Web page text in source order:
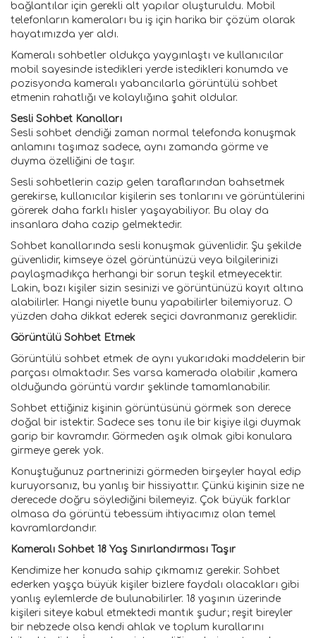
bağlantılar için gerekli alt yapılar oluşturuldu. Mobil
telefonların kameraları bu iş için harika bir çözüm olarak
hayatımızda yer aldı.
Kameralı sohbetler oldukça yaygınlaştı ve kullanıcılar
mobil sayesinde istedikleri yerde istedikleri konumda ve
pozisyonda kameralı yabancılarla görüntülü sohbet
etmenin rahatlığı ve kolaylığına şahit oldular.
Sesli Sohbet Kanalları
Sesli sohbet dendiği zaman normal telefonda konuşmak
anlamını taşımaz sadece, aynı zamanda görme ve
duyma özelliğini de taşır.
Sesli sohbetlerin cazip gelen taraflarından bahsetmek
gerekirse, kullanıcılar kişilerin ses tonlarını ve görüntülerini
görerek daha farklı hisler yaşayabiliyor. Bu olay da
insanlara daha cazip gelmektedir.
Sohbet kanallarında sesli konuşmak güvenlidir. Şu şekilde
güvenlidir, kimseye özel görüntünüzü veya bilgilerinizi
paylaşmadıkça herhangi bir sorun teşkil etmeyecektir.
Lakin, bazı kişiler sizin sesinizi ve görüntünüzü kayıt altına
alabilirler. Hangi niyetle bunu yapabilirler bilemiyoruz. O
yüzden daha dikkat ederek seçici davranmanız gereklidir.
Görüntülü Sohbet Etmek
Görüntülü sohbet etmek de aynı yukarıdaki maddelerin bir
parçası olmaktadır. Ses varsa kamerada olabilir ,kamera
olduğunda görüntü vardır şeklinde tamamlanabilir.
Sohbet ettiğiniz kişinin görüntüsünü görmek son derece
doğal bir istektir. Sadece ses tonu ile bir kişiye ilgi duymak
garip bir kavramdır. Görmeden aşık olmak gibi konulara
girmeye gerek yok.
Konuştuğunuz partnerinizi görmeden birşeyler hayal edip
kuruyorsanız, bu yanlış bir hissiyattır. Çünkü kişinin size ne
derecede doğru söylediğini bilemeyiz. Çok büyük farklar
olmasa da görüntü tebessüm ihtiyacımız olan temel
kavramlardandır.
Kameralı Sohbet 18 Yaş Sınırlandırması Taşır
Kendimize her konuda sahip çıkmamız gerekir. Sohbet
ederken yaşça büyük kişiler bizlere faydalı olacakları gibi
yanlış eylemlerde de bulunabilirler. 18 yaşının üzerinde
kişileri siteye kabul etmektedi mantık şudur; reşit bireyler
bir nebzede olsa kendi ahlak ve toplum kurallarını